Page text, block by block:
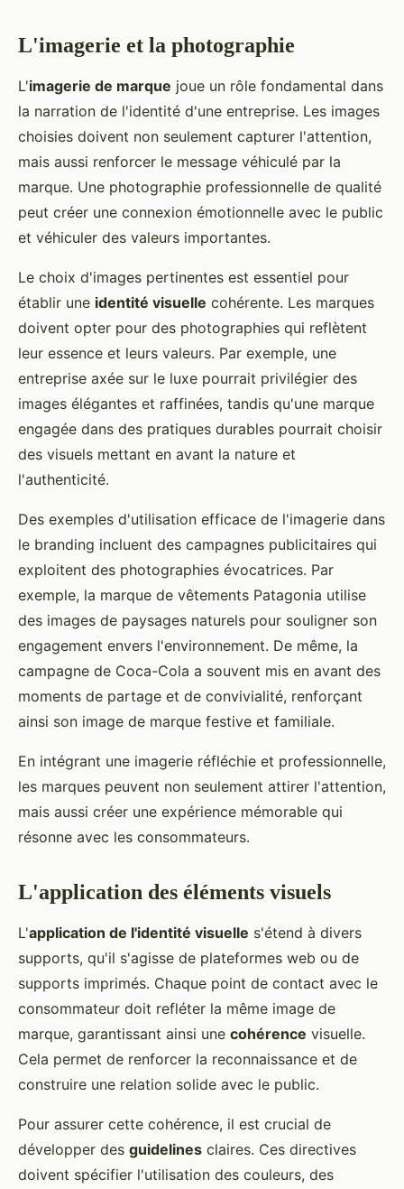
L'imagerie et la photographie
L'imagerie de marque joue un rôle fondamental dans
la narration de l'identité d'une entreprise. Les images
choisies doivent non seulement capturer l'attention,
mais aussi renforcer le message véhiculé par la
marque. Une photographie professionnelle de qualité
peut créer une connexion émotionnelle avec le public
et véhiculer des valeurs importantes.
Le choix d'images pertinentes est essentiel pour
établir une identité visuelle cohérente. Les marques
doivent opter pour des photographies qui reflètent
leur essence et leurs valeurs. Par exemple, une
entreprise axée sur le luxe pourrait privilégier des
images élégantes et raffinées, tandis qu'une marque
engagée dans des pratiques durables pourrait choisir
des visuels mettant en avant la nature et
l'authenticité.
Des exemples d'utilisation efficace de l'imagerie dans
le branding incluent des campagnes publicitaires qui
exploitent des photographies évocatrices. Par
exemple, la marque de vêtements Patagonia utilise
des images de paysages naturels pour souligner son
engagement envers l'environnement. De même, la
campagne de Coca-Cola a souvent mis en avant des
moments de partage et de convivialité, renforçant
ainsi son image de marque festive et familiale.
En intégrant une imagerie réfléchie et professionnelle,
les marques peuvent non seulement attirer l'attention,
mais aussi créer une expérience mémorable qui
résonne avec les consommateurs.
L'application des éléments visuels
L'application de l'identité visuelle s'étend à divers
supports, qu'il s'agisse de plateformes web ou de
supports imprimés. Chaque point de contact avec le
consommateur doit refléter la même image de
marque, garantissant ainsi une cohérence visuelle.
Cela permet de renforcer la reconnaissance et de
construire une relation solide avec le public.
Pour assurer cette cohérence, il est crucial de
développer des guidelines claires. Ces directives
doivent spécifier l'utilisation des couleurs, des